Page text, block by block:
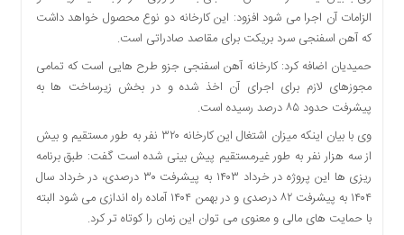
درباره
کتاب
پلیس،امنیت
جامعه
گرایی
الزامات آن اجرا می شود افزود: این کارخانه دو نوع محصول خواهد داشت
که آهن اسفنجی سرد بریکت برای مقاصد صادراتی است.
حمیدیان اضافه کرد: کارخانه آهن اسفنجی جزو طرح هایی است که تمامی
مجوزهای لازم برای اجرای آن اخذ شده و در بخش زیرساخت ها به
پیشرفت حدود ۸۵ درصد رسیده است.
وی با بیان اینکه میزان اشتغال این کارخانه ۳۲۰ نفر به طور مستقیم و بیش
از سه هزار نفر به طور غیرمستقیم پیش بینی شده است گفت: طبق برنامه
ریزی ها این پروژه در خرداد ۱۴۰۳ به پیشرفت ۳۰ درصدی، در خرداد سال
۱۴۰۴ به پیشرفت ۸۲ درصدی و در بهمن ۱۴۰۴ آماده راه اندازی می شود البته
با حمایت های مالی و معنوی می توان این زمان را کوتاه تر کرد.